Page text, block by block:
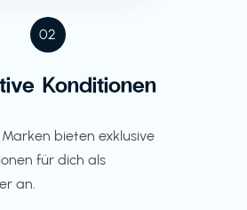
02
Konditionen
bieten exklusive
für dich als
an.